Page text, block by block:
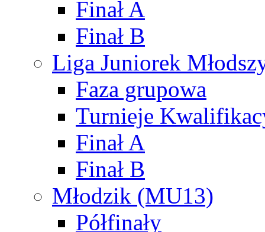
Finał A
Finał B
Liga Juniorek
Faza grupowa
Turnieje
Finał A
Finał B
Młodzik (MU13)
Półfinały